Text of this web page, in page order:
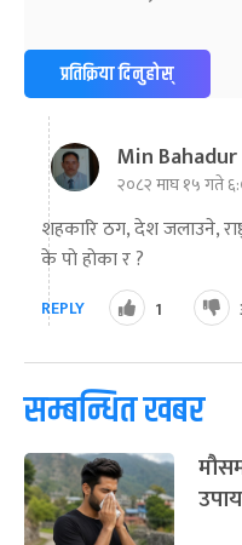
प्रतिक्रिया दिनुहोस्
Min
२०८२ माघ १५ गते
शहकारि ठग, देश जलाउने,
के पाे हाेका र ?
REPLY 1
सम्बन्धित खबर
उपाय